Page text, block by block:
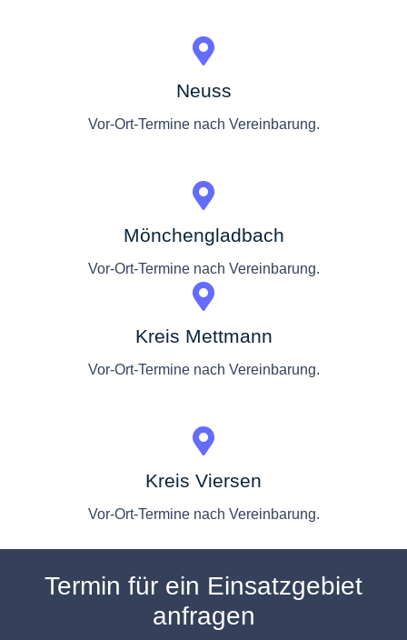
Neuss
Vor-Ort-Termine nach Vereinbarung.
Mönchengladbach
Vor-Ort-Termine nach Vereinbarung.
Kreis Mettmann
Vor-Ort-Termine nach Vereinbarung.
Kreis Viersen
Vor-Ort-Termine nach Vereinbarung.
Termin für ein Einsatzgebiet
anfragen